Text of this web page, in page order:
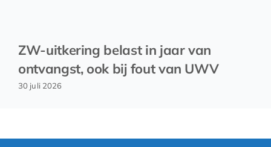
ZW-uitkering belast in jaar van
ontvangst, ook bij fout van UWV
30 juli 2026